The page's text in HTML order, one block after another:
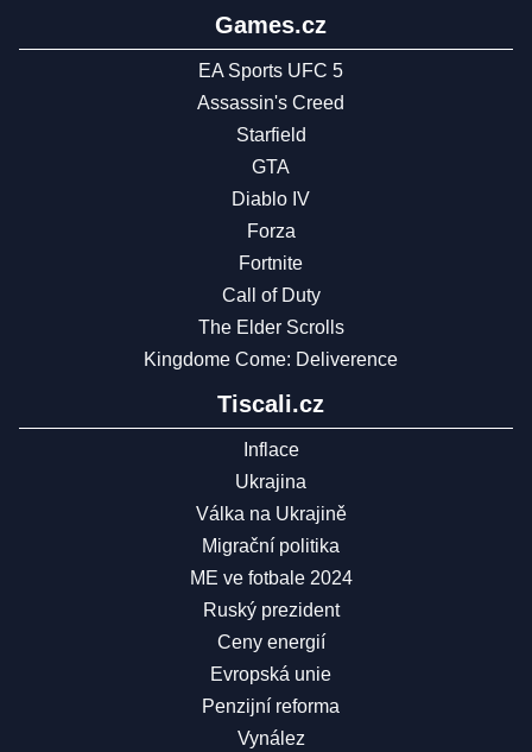
Games.cz
EA Sports UFC 5
Assassin's Creed
Starfield
GTA
Diablo IV
Forza
Fortnite
Call of Duty
The Elder Scrolls
Kingdome Come: Deliverence
Tiscali.cz
Inflace
Ukrajina
Válka na Ukrajině
Migrační politika
ME ve fotbale 2024
Ruský prezident
Ceny energií
Evropská unie
Penzijní reforma
Vynález